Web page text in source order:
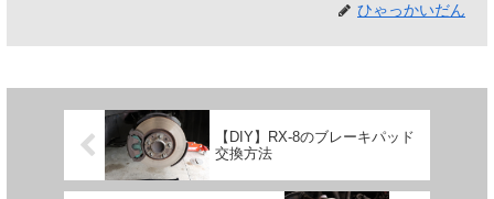
ひゃっかいだん
【DIY】RX-8のブレーキパッド
交換方法